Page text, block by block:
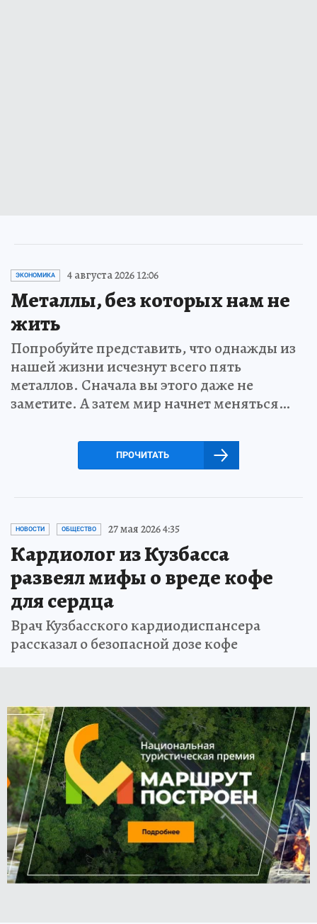
ЭКОНОМИКА 4 августа 2026 12:06
Металлы, без которых нам не
жить
Попробуйте представить, что однажды из
нашей жизни исчезнут всего пять
металлов. Сначала вы этого даже не
заметите. А затем мир начнет меняться…
ПРОЧИТАТЬ
НОВОСТИ ОБЩЕСТВО 27 мая 2026 4:35
Кардиолог из Кузбасса
развеял мифы о вреде кофе
для сердца
Врач Кузбасского кардиодиспансера
рассказал о безопасной дозе кофе